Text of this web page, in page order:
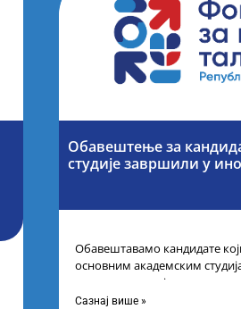
Обавештење за
студије завршили у
Обавештавамо кандидате
основним академским
високошколској установи у
успешно поднели
Сазнај више »